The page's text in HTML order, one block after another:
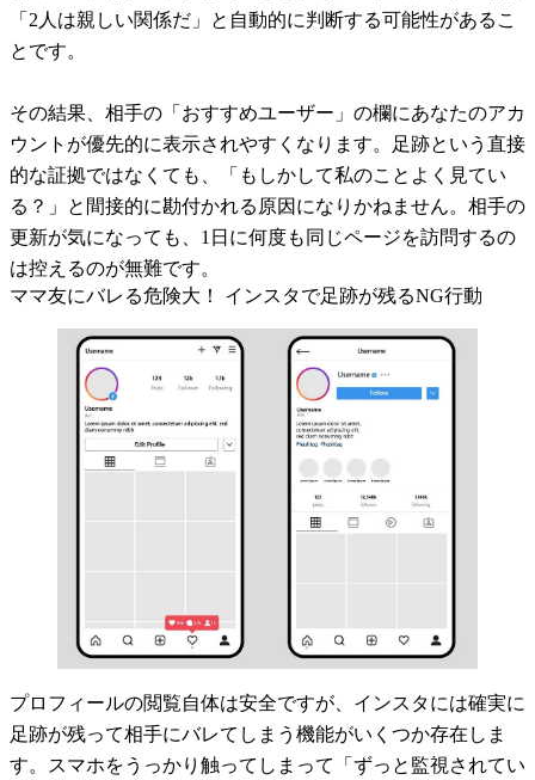
「2人は親しい関係だ」と自動的に判断する可能性があるこ
とです。
その結果、相手の「おすすめユーザー」の欄にあなたのアカ
ウントが優先的に表示されやすくなります。足跡という直接
的な証拠ではなくても、「もしかして私のことよく見てい
る？」と間接的に勘付かれる原因になりかねません。相手の
更新が気になっても、1日に何度も同じページを訪問するの
は控えるのが無難です。
ママ友にバレる危険大！ インスタで足跡が残るNG行動
プロフィールの閲覧自体は安全ですが、インスタには確実に
足跡が残って相手にバレてしまう機能がいくつか存在しま
す。スマホをうっかり触ってしまって「ずっと監視されてい